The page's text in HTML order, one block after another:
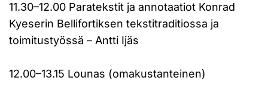
11.30–12.00 Paratekstit ja annotaatiot Konrad
Kyeserin Bellifortiksen tekstitraditiossa ja
toimitustyössä – Antti Ijäs
12.00–13.15 Lounas (omakustanteinen)